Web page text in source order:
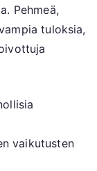
Pehmeä,
tuloksia,
vaikutusten